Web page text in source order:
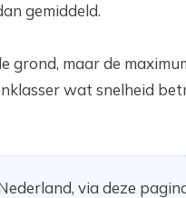
gemiddeld.
grond, maar de
wat snelheid
via deze